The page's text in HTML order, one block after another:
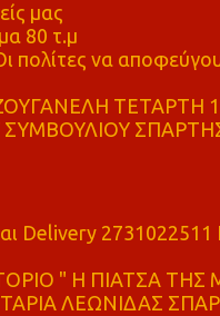
μας
80 τ.μ
να
ΤΕΤΑΡΤΗ
ΣΠΑΡΤΗΣ
Delivery
" Η ΠΙΑΤΣΑ ΤΗΣ
ΛΕΩΝΙΔΑΣ